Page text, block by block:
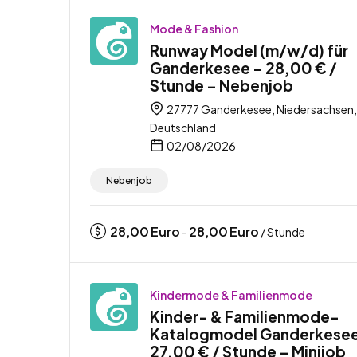
Mode & Fashion
Runway Model (m/w/d) für
Ganderkesee – 28,00 € /
Stunde – Nebenjob
27777 Ganderkesee, Niedersachsen,
Deutschland
02/08/2026
Nebenjob
28,00Euro - 28,00Euro / Stunde
Kindermode & Familienmode
Kinder- & Familienmode-
Katalogmodel
27,00 € / Stunde – Minijob